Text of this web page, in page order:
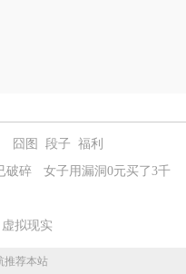
囧图 段子 福利
破碎
女子用漏洞0元买了3千
虚拟现实
推荐本站